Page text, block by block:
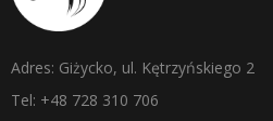
Adres: Giżycko, ul. Kętrzyńskiego 2
Tel: +48 728 310 706